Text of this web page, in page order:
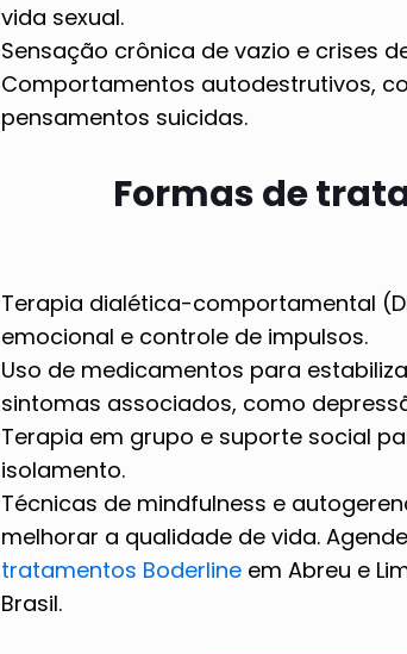
vida sexual.
Sensação crônica de vazio e crises
Comportamentos autodestrutivos,
pensamentos suicidas.
Formas de
Terapia dialética-comportamental
emocional e controle de impulsos.
Uso de medicamentos para
sintomas associados, como
Terapia em grupo e suporte social
isolamento.
Técnicas de mindfulness e
melhorar a qualidade de vida.
tratamentos Boderline em Abreu e
Brasil.